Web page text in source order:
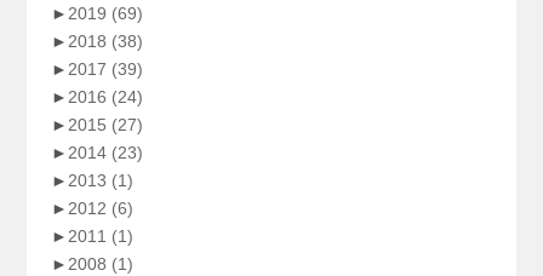
►2019 (69)
►2018 (38)
►2017 (39)
►2016 (24)
►2015 (27)
►2014 (23)
►2013 (1)
►2012 (6)
►2011 (1)
►2008 (1)